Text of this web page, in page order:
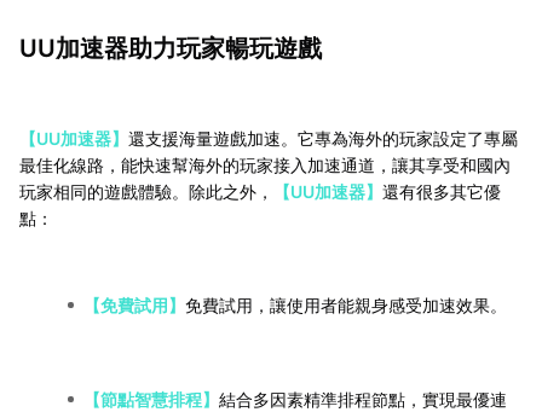
UU加速器助力玩家暢玩遊戲
【UU加速器】 還支援海量遊戲加速。它專為海外的玩家設定了專屬
最佳化線路，能快速幫海外的玩家接入加速通道，讓其享受和國內
玩家相同的遊戲體驗。除此之外，
【UU加速器】 還有很多其它優
點：
【免費試用】 免費試用，讓使用者能親身感受加速效果。
【節點智慧排程】 結合多因素精準排程節點，實現最優連